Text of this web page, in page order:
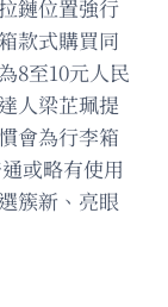
鏈位置強行
款式購買同
8至10元人民
人梁芷珮提
會為行李箱
或略有使用
簇新、亮眼